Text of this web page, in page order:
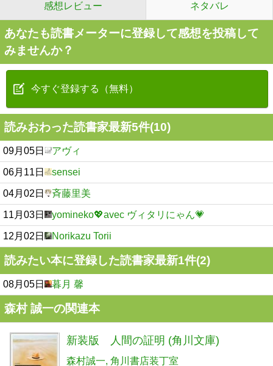
感想レビュー ネタバレ
あなたも読書メーターに登録して感想を投稿して
みませんか？
今すぐ登録する（無料）
読みおわった読書家最新5件(10)
09月05日 アヴィ
06月11日 sensei
04月02日 斉藤里美
11月03日 yomineko💖avec ヴィタリにゃん💗
12月02日 Norikazu Torii
読みたい本に登録した読書家最新1件(2)
08月05日 暮月 馨
森村 誠一の関連本
新装版 人間の証明 (角川文庫)
森村誠一 角川書店装丁室